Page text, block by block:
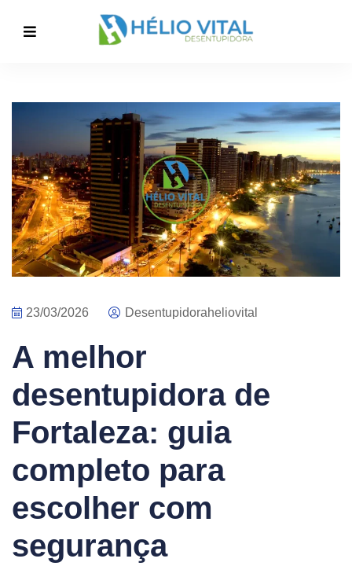
23/03/2026 Desentupidoraheliovital
A melhor
desentupidora de
Fortaleza: guia
completo para
escolher com
segurança